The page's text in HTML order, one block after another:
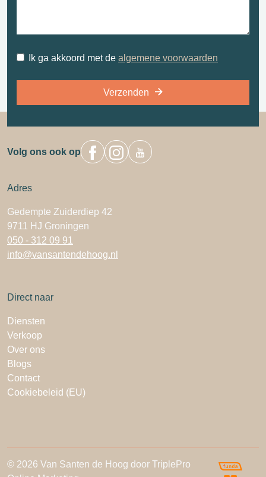
Ik ga akkoord met de algemene voorwaarden
Verzenden
Volg ons ook op
Adres
Gedempte Zuiderdiep 42
9711 HJ Groningen
050 - 312 09 91
info@vansantendehoog.nl
Direct naar
Diensten
Verkoop
Over ons
Blogs
Contact
Cookiebeleid (EU)
© 2026 Van Santen de Hoog door TriplePro